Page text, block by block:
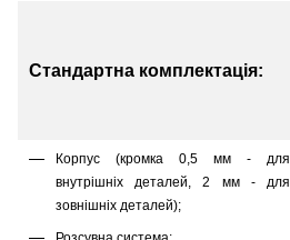
Стандартна комплектація:
Корпус (кромка 0,5 мм - для
внутрішніх деталей, 2 мм - для
зовнішніх деталей);